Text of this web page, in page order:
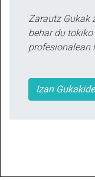
Zarautz Gukak
behar du
profesionalean
Izan Gukakide